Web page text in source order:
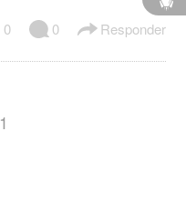
0 0 Responder
1